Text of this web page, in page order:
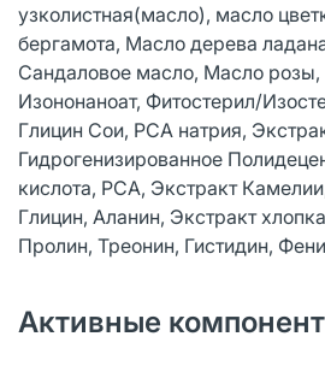
узколистная(масло), масло
бергамота, Масло дерева
Сандаловое масло, Масло розы,
Изононаноат, Фитостерил/
Глицин Сои, PCA натрия,
Гидрогенизированное
кислота, PCA, Экстракт
Глицин, Аланин, Экстракт
Пролин, Треонин, Гистидин,
Активные